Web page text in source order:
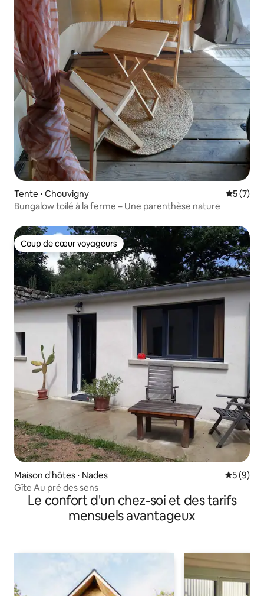
Tente ⋅ Chouvigny
5 (7)
Bungalow toilé à la ferme – Une parenthèse nature
Coup de cœur voyageurs
Coup de cœur voyageurs
Maison d'hôtes ⋅ Nades
5 (9)
Gîte Au pré des sens
Le confort d'un chez-soi et des tarifs
mensuels avantageux